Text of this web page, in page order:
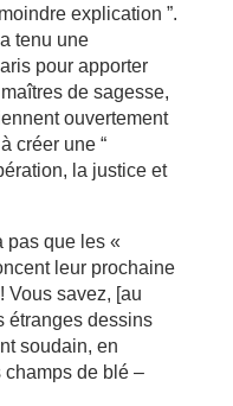
explication ”.
tenu une
pour apporter
de sagesse,
ouvertement
créer une “
la justice et
pas que les «
leur prochaine
Vous savez, [au
étranges dessins
soudain, en
champs de blé –